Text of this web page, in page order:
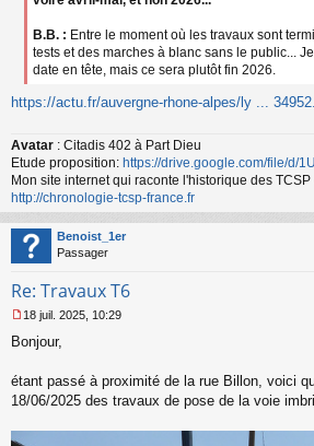
B.B. : Entre le moment où les travaux sont
tests et des marches à blanc sans le public...
date en tête, mais ce sera plutôt fin 2026.
https://actu.fr/auvergne-rhone-alpes/ly ...
Avatar : Citadis 402 à Part Dieu
Etude proposition: https://drive.google.com/file/d/
Mon site internet qui raconte l'historique des
http://chronologie-tcsp-france.fr
Benoist_1er
Passager
Re: Travaux T6
e
s
a
g
18 juil. 2025, 10:29
Bonjour,
étant passé à proximité de la rue Billon, voici
18/06/2025 des travaux de pose de la voie